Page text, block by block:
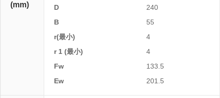
(mm)
D
240
B
55
r(最小)
4
r 1 (最小)
4
Fw
133.5
Ew
201.5